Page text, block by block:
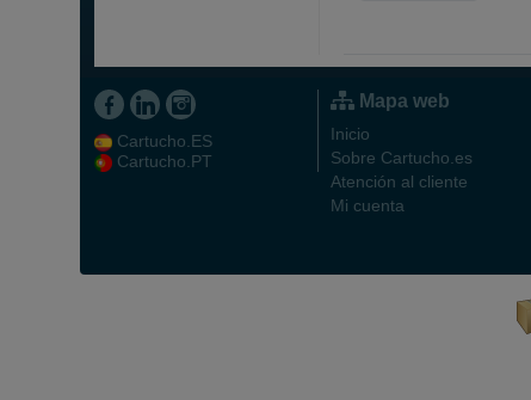
Cartucho.ES
Cartucho.PT
Mapa web
Inicio
Sobre Cartucho.es
Atención al cliente
Mi cuenta